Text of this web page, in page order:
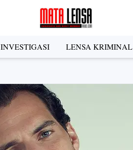
INVESTIGASI LENSA KRIMINAL